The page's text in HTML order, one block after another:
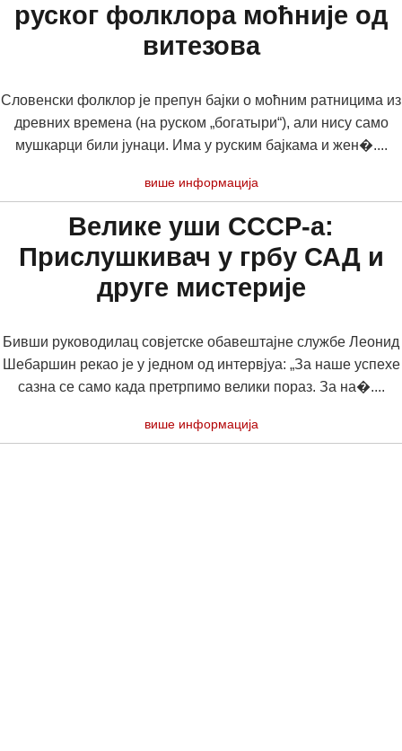
руског фолклора моћније од
витезова
Словенски фолклор је препун бајки о моћним ратницима из
древних времена (на руском „богатыри“), али нису само
мушкарци били јунаци. Има у руским бајкама и жен�....
више информација
Велике уши СССР-а:
Прислушкивач у грбу САД и
друге мистерије
Бивши руководилац совјетске обавештајне службе Леонид
Шебаршин рекао је у једном од интервјуа: „За наше успехе
сазна се само када претрпимо велики пораз. За на�....
више информација